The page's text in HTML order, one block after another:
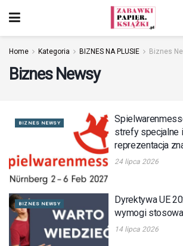
Home Kategoria BIZNES NA PLUSIE Biznes
Biznes Newsy
BIZNES NEWSY
strefy specjalne
reprezentacja
24 lipca 2026
BIZNES NEWSY
Dyrektywa UE
wymogi
14 lipca 2026